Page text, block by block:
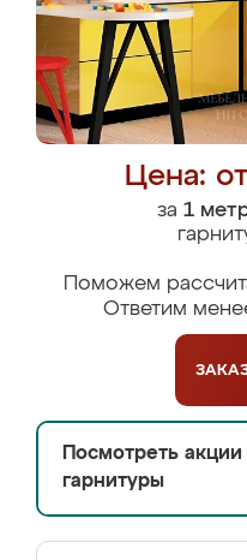
Цена:
за 1
Поможем
Ответим
Посмотреть
гарнитуры